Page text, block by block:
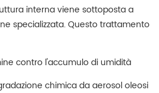
interna viene sottoposta a
specializzata. Questo trattamento
contro l'accumulo di umidità
chimica da aerosol oleosi